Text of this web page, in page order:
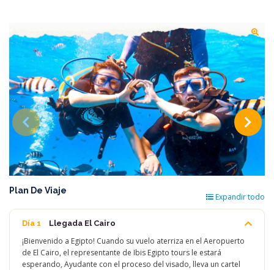
Plan De Viaje
Expandir todo
Día 1 Llegada El Cairo
¡Bienvenido a Egipto! Cuando su vuelo aterriza en el Aeropuerto
de El Cairo, el representante de Ibis Egipto tours le estará
esperando, Ayudante con el proceso del visado, lleva un cartel